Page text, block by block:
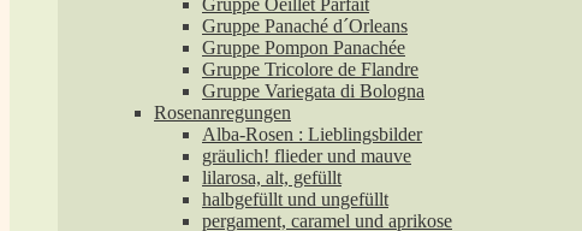
Gruppe Oeillet Parfait
Gruppe Panaché d´Orleans
Gruppe Pompon Panachée
Gruppe Tricolore de Flandre
Gruppe Variegata di Bologna
Rosenanregungen
Alba-Rosen : Lieblingsbilder
gräulich! flieder und mauve
lilarosa, alt, gefüllt
halbgefüllt und ungefüllt
pergament, caramel und aprikose